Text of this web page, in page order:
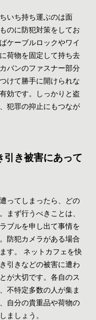
いち持ち運ぶのは面
のに防犯対策をしてお
ケーブルロックやワイ
荷物を固定して持ち去
バンのファスナー部分
けて勝手に開けられな
効です。しっかりと盗
犯罪の抑止にもつなが
引き被害にあって
ってしまったら、どの
まず行うべきことは、
ブルを申し出て事情を
防犯カメラがある場合
す。 ネットカフェを快
引きなどの被害に遭わ
が大切です。各自のス
不特定多数の人が集ま
自分の貴重品や荷物の
ましょう。